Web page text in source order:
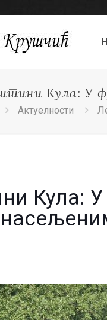
Кула: У
Актуелности
Кула: